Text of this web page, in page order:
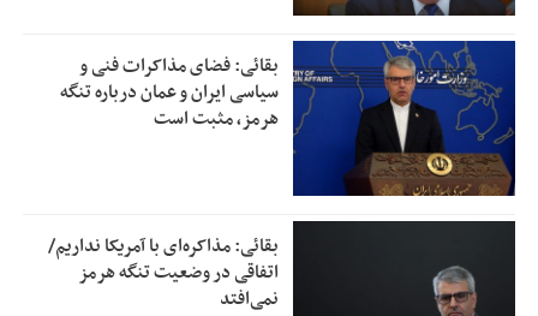
بقائی: فضای مذاکرات فنی و
سیاسی ایران و عمان درباره تنگه
هرمز، مثبت است
بقائی: مذاکره‌ای با آمریکا نداریم/
اتفاقی در وضعیت تنگه هرمز
نمی‌افتد